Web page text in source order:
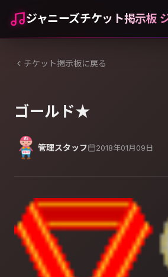
ジャニーズチケット掲示板
チケット掲示板に戻る
ゴールド★
管理スタッフ 2018年01月09日